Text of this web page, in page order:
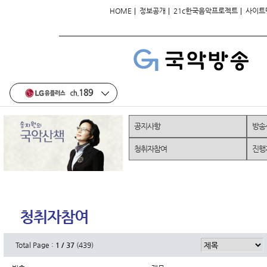
HOME | 정보공개 | 21c한국음악프로젝트 | 사이트
청취자참여
Total Page : 1 / 37 (439)
공지사항 방
청취자참여 진